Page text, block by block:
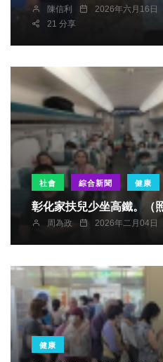
陳信利 2026年六月16日
21 分享
社會 綜合新聞 健康
彰化家扶兒少坐高鐵。（
周為政 2026年二月04日
健康